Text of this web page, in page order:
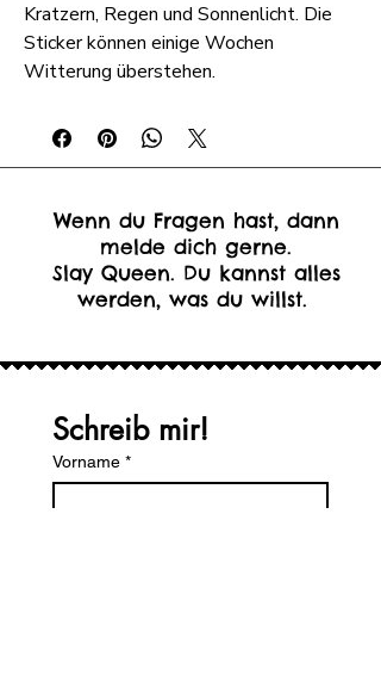
Kratzern, Regen und Sonnenlicht. Die
Sticker können einige Wochen
Witterung überstehen.
Wenn du Fragen hast, dann
melde dich gerne.
Slay Queen. Du kannst alles
werden, was du willst.
Schreib mir!
Vorname *